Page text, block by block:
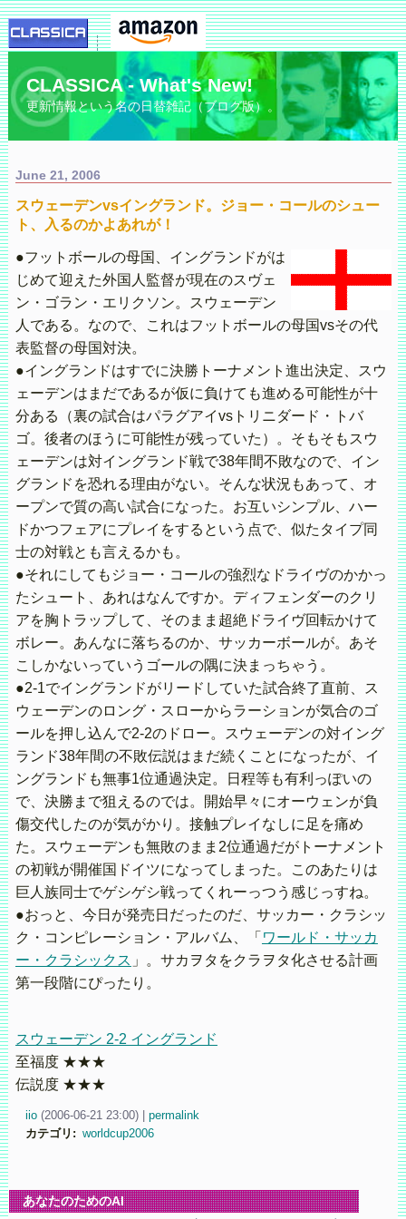
CLASSICA - What's New!
更新情報という名の日替雑記（ブログ版）。
June 21, 2006
スウェーデンvsイングランド。ジョー・コールのシュー
ト、入るのかよあれが！
●フットボールの母国、イングランドがは
じめて迎えた外国人監督が現在のスヴェ
ン・ゴラン・エリクソン。スウェーデン
人である。なので、これはフットボールの母国vsその代
表監督の母国対決。
●イングランドはすでに決勝トーナメント進出決定、スウ
ェーデンはまだであるが仮に負けても進める可能性が十
分ある（裏の試合はパラグアイvsトリニダード・トバ
ゴ。後者のほうに可能性が残っていた）。そもそもスウ
ェーデンは対イングランド戦で38年間不敗なので、イン
グランドを恐れる理由がない。そんな状況もあって、オ
ープンで質の高い試合になった。お互いシンプル、ハー
ドかつフェアにプレイをするという点で、似たタイプ同
士の対戦とも言えるかも。
●それにしてもジョー・コールの強烈なドライヴのかかっ
たシュート、あれはなんですか。ディフェンダーのクリ
アを胸トラップして、そのまま超絶ドライヴ回転かけて
ボレー。あんなに落ちるのか、サッカーボールが。あそ
こしかないっていうゴールの隅に決まっちゃう。
●2-1でイングランドがリードしていた試合終了直前、ス
ウェーデンのロング・スローからラーションが気合のゴ
ールを押し込んで2-2のドロー。スウェーデンの対イング
ランド38年間の不敗伝説はまだ続くことになったが、イ
ングランドも無事1位通過決定。日程等も有利っぽいの
で、決勝まで狙えるのでは。開始早々にオーウェンが負
傷交代したのが気がかり。接触プレイなしに足を痛め
た。スウェーデンも無敗のまま2位通過だがトーナメント
の初戦が開催国ドイツになってしまった。このあたりは
巨人族同士でゲシゲシ戦ってくれーっつう感じっすね。
●おっと、今日が発売日だったのだ、サッカー・クラシッ
ク・コンピレーション・アルバム、「 ワールド・サッカ
ー・クラシックス 」。サカヲタをクラヲタ化させる計画
第一段階にぴったり。
スウェーデン 2-2 イングランド
至福度 ★★★
伝説度 ★★★
iio (2006-06-21 23:00)
permalink
カテゴリ : worldcup2006
あなたのためのAI